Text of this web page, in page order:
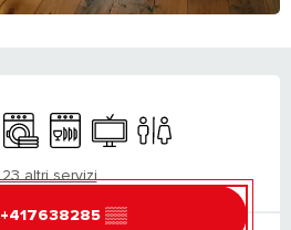
e biancheria
LavatriceLavastoviglie
TelevisioneServizi igienici
altri servizi
+417638285 ▒▒